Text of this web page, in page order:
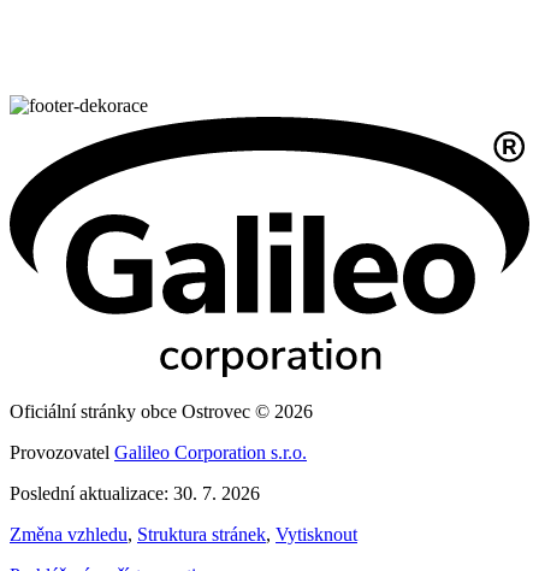
Oficiální stránky obce Ostrovec © 2026
Provozovatel Galileo Corporation s.r.o.
Poslední aktualizace: 30. 7. 2026
Změna vzhledu, Struktura stránek, Vytisknout